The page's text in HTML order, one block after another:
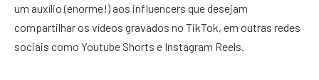
um auxílio (enorme!) aos influencers que desejam
compartilhar os vídeos gravados no TikTok, em outras redes
sociais como Youtube Shorts e Instagram Reels.